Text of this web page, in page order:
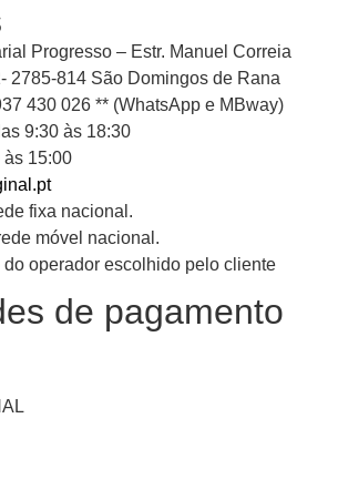
Progresso – Estr. Manuel Correia
2785-814 São Domingos de Rana
430 026 ** (WhatsApp e MBway)
9:30 às 18:30
às 15:00
fixa nacional.
móvel nacional.
do operador escolhido pelo cliente
de pagamento